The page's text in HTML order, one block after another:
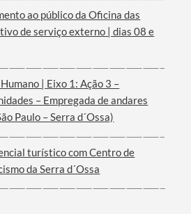
ao público da Oficina das
de serviço externo | dias 08 e
| Eixo 1: Ação 3 –
– Empregada de andares
Paulo – Serra d´Ossa)
turístico com Centro de
da Serra d´Ossa